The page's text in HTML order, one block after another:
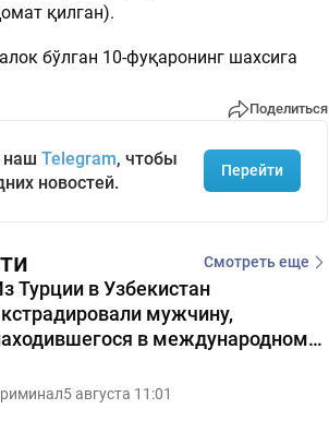
қилган).
бўлган 10-фуқаронинг шахсига
Поделиться
наш Telegram, чтобы
новостей.
Перейти
Смотреть еще
Турции в Узбекистан
мужчину,
в международном
5 августа 11:01